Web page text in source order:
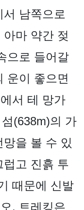
남쪽으로
마 약간 젖
으로 들어갈
운이 좋으면
서 테 망가
(638m)의 가
을 볼 수 있
고 진흙 투
때문에 신발
. 트레킹은